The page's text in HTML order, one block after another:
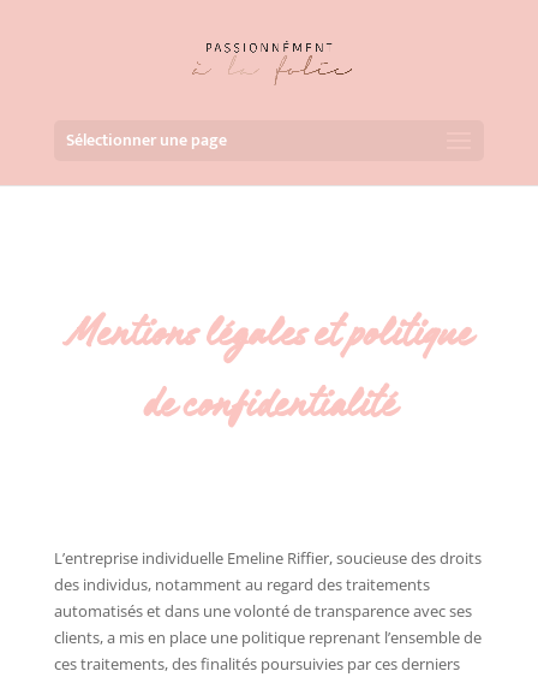
Sélectionner une page
Mentions légales et politique
de confidentialité
L’entreprise individuelle Emeline Riffier, soucieuse des droits
des individus, notamment au regard des traitements
automatisés et dans une volonté de transparence avec ses
clients, a mis en place une politique reprenant l’ensemble de
ces traitements, des finalités poursuivies par ces derniers